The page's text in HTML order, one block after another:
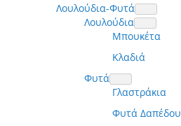
Λουλούδια-Φυτά
Λουλούδια
Μπουκέτα
Κλαδιά
Φυτά
Γλαστράκια
Φυτά Δαπέδου